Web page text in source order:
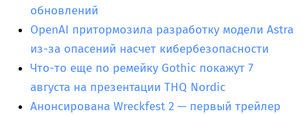
обновлений
OpenAI притормозила разработку модели Astra
из-за опасений насчет кибербезопасности
Что-то еще по ремейку Gothic покажут 7
августа на презентации THQ Nordic
Анонсирована Wreckfest 2 — первый трейлер